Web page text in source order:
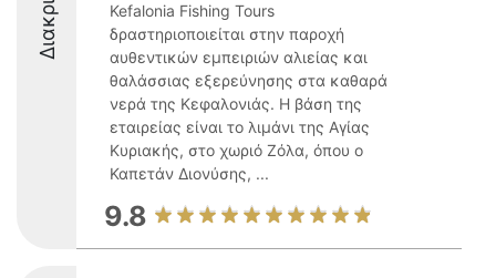
Kefalonia Fishing Tours
δραστηριοποιείται στην παροχή
αυθεντικών εμπειριών αλιείας και
θαλάσσιας εξερεύνησης στα καθαρά
νερά της Κεφαλονιάς. Η βάση της
εταιρείας είναι το λιμάνι της Αγίας
Κυριακής, στο χωριό Ζόλα, όπου ο
Καπετάν Διονύσης, ...
9.8